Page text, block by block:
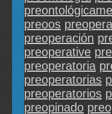
preoos
preoperación
preoperative
preoperatoria
preoperatorias
preoperatorios
preopinado